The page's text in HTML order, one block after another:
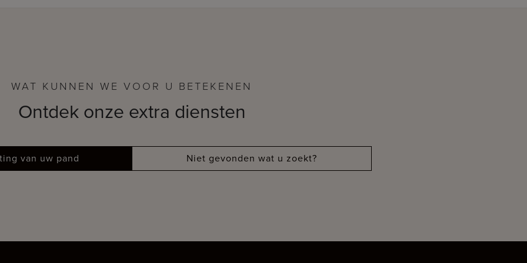
WAT KUNNEN WE VOOR U BETEKENEN
Ontdek onze extra diensten
van uw pand Niet gevonden wat u zoekt?